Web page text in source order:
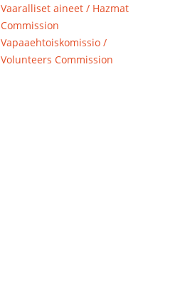
Vaaralliset aineet / Hazmat
Commission
Vapaaehtoiskomissio /
Volunteers Commission